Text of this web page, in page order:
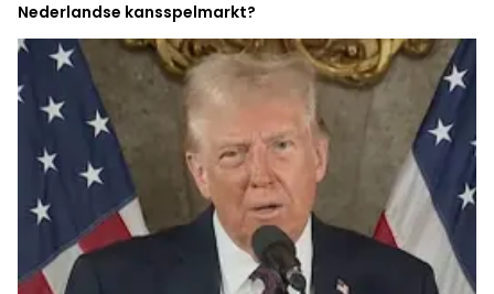
Nederlandse kansspelmarkt?